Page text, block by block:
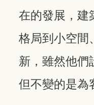
在的發展，建
格局到小空間
新，雖然他們
但不變的是為